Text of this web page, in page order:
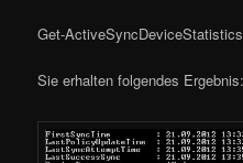
Get-
Sie erhalten folgendes Ergebnis: